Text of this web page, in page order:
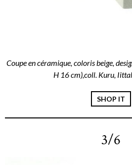
Coupe en céramique, coloris beige,
H 16 cm),coll. Kuru,
SHOP IT
3/6